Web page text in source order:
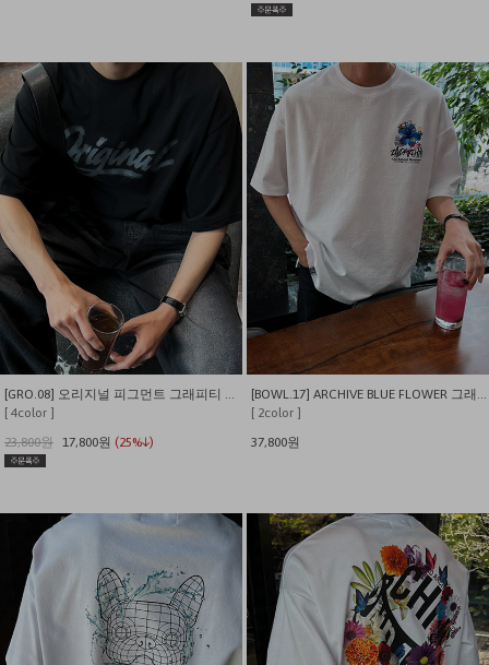
[GRO.08] 오리지널 피그먼트 그래피티 티셔츠
[ 4color ]
23,800원 17,800원 (25%↓)
[BOWL.17] ARCHIVE BLUE FLOWER 그래픽 오버핏 반팔티
[ 2color ]
37,800원